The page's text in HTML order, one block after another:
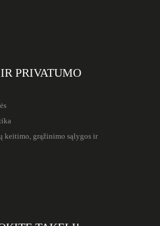
PRIVATUMO
keitimo, grąžinimo sąlygos ir